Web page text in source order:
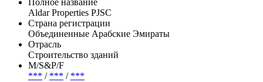
Полное название
Aldar Properties PJSC
Страна регистрации
Объединенные Арабские Эмираты
Отрасль
Строительство зданий
М/S&P/F
*** / *** / ***